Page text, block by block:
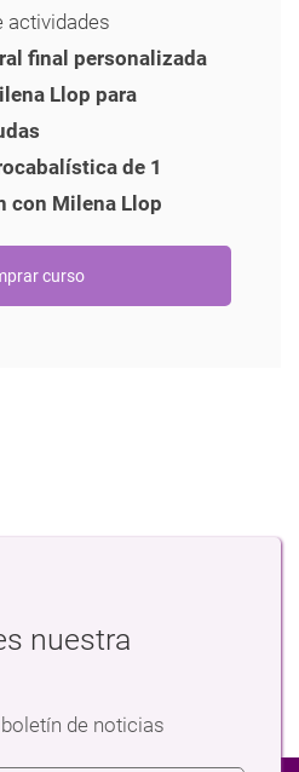
actividades
final personalizada
Llop para
de 1
con Milena Llop
nuestra
de noticias